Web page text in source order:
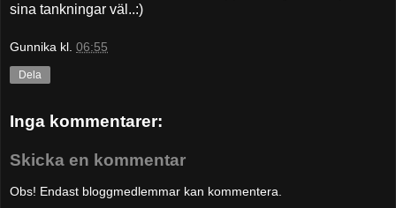
sina tankningar väl..:)
Gunnika kl. 06:55
Dela
Inga kommentarer:
Skicka en kommentar
Obs! Endast bloggmedlemmar kan kommentera.